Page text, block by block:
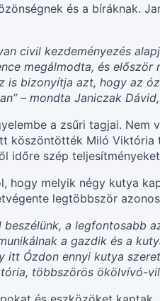
és a bíráknak.
civil kezdeményezés
megálmodta, és
is bizonyítja azt, hogy az
– mondta Janiczak
a zsűri tagjai. Nem
köszöntötték Miló
időre szép
melyik négy kutya
legtöbbször
a legfontosabb
a gazdik és a
Ózdon ennyi kutya
többszörös ökölvívó-